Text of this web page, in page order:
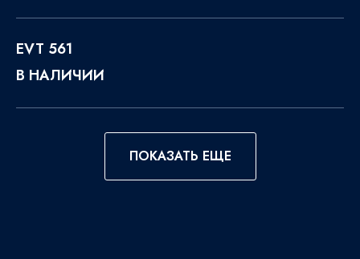
EVT 561
В НАЛИЧИИ
ПОКАЗАТЬ ЕЩЕ